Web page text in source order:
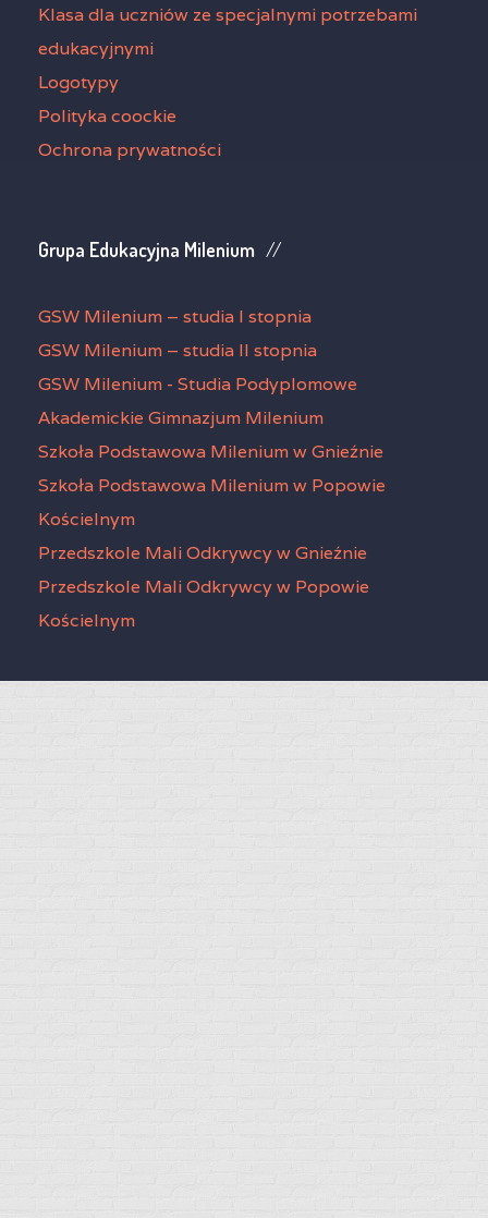
Klasa dla uczniów ze specjalnymi potrzebami
edukacyjnymi
Logotypy
Polityka coockie
Ochrona prywatności
Grupa Edukacyjna Milenium
GSW Milenium – studia I stopnia
GSW Milenium – studia II stopnia
GSW Milenium - Studia Podyplomowe
Akademickie Gimnazjum Milenium
Szkoła Podstawowa Milenium w Gnieźnie
Szkoła Podstawowa Milenium w Popowie
Kościelnym
Przedszkole Mali Odkrywcy w Gnieźnie
Przedszkole Mali Odkrywcy w Popowie
Kościelnym